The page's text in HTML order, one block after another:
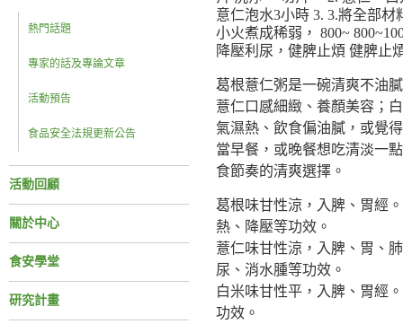
熱門話題
專家的話及專論文章
活動預告
食品安全法規更新公告
活動回顧
關於中心
食安學堂
研究計畫
葛根薏仁粥是一碗清爽不油
薏仁口感細緻、養顏美容；
氣濕熱、飲食偏油膩，或覺
當早餐，或晚餐想吃清淡一
食節奏的清爽選擇。
葛根味甘性涼，入脾、胃經
熱、降壓等功效。
薏仁味甘性涼，入脾、胃、
尿、消水腫等功效。
白米味甘性平，入脾、胃經
功效。